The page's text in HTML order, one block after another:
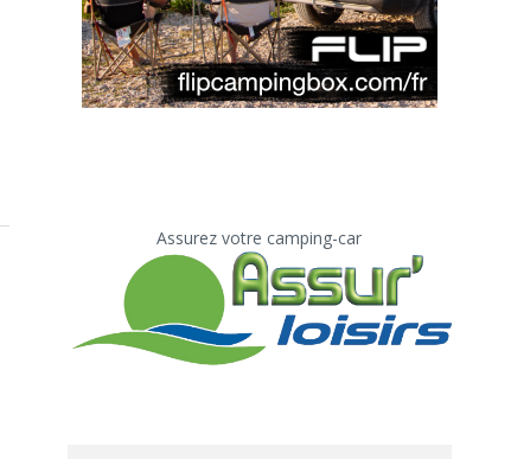
Assurez votre camping-car